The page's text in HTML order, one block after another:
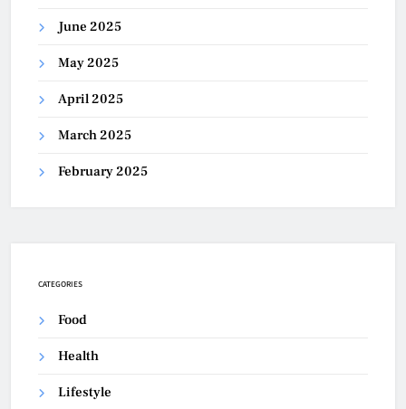
June 2025
May 2025
April 2025
March 2025
February 2025
CATEGORIES
Food
Health
Lifestyle